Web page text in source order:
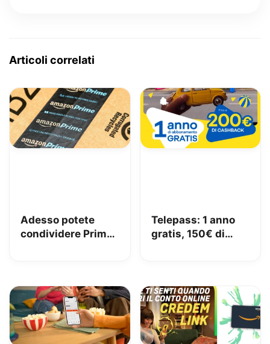
Articoli correlati
Adesso potete
condividere Prime
Telepass: 1 anno
gratis, 150€ di